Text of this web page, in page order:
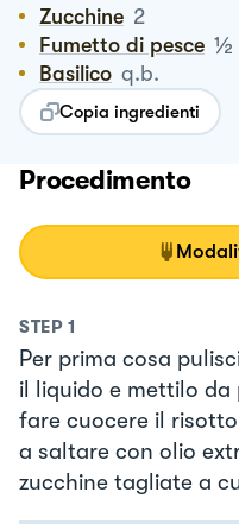
Zucchine 2
Fumetto di pesce ½
Basilico q.b.
Copia ingredienti
Procedimento
STEP 1
Per prima cosa
il liquido e mettilo
fare cuocere il
a saltare con olio
zucchine tagliate a